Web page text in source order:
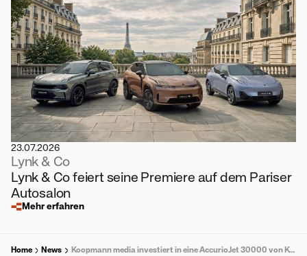
23.07.2026
Lynk & Co
Lynk & Co feiert seine Premiere auf dem Pariser
Autosalon
Mehr erfahren
Home News Koopmann media investiert in eine AccurioJet 30000 von Konica Minolta